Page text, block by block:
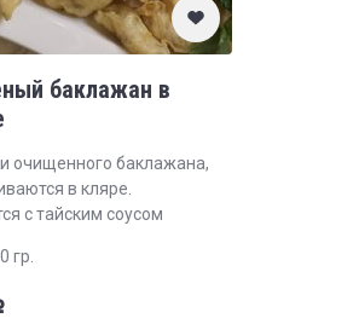
баклажан в
очищенного баклажана,
в кляре.
с тайским соусом
гр.